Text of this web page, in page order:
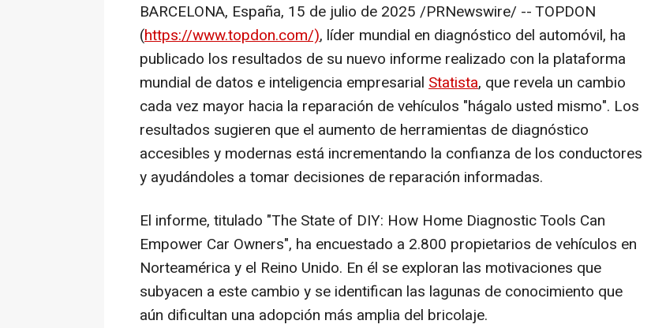
BARCELONA, España, 15 de julio de 2025 /PRNewswire/ -- TOPDON
(https://www.topdon.com/), líder mundial en diagnóstico del automóvil, ha
publicado los resultados de su nuevo informe realizado con la plataforma
mundial de datos e inteligencia empresarial Statista, que revela un cambio
cada vez mayor hacia la reparación de vehículos "hágalo usted mismo". Los
resultados sugieren que el aumento de herramientas de diagnóstico
accesibles y modernas está incrementando la confianza de los conductores
y ayudándoles a tomar decisiones de reparación informadas.
El informe, titulado "The State of DIY: How Home Diagnostic Tools Can
Empower Car Owners", ha encuestado a 2.800 propietarios de vehículos en
Norteamérica y el Reino Unido. En él se exploran las motivaciones que
subyacen a este cambio y se identifican las lagunas de conocimiento que
aún dificultan una adopción más amplia del bricolaje.